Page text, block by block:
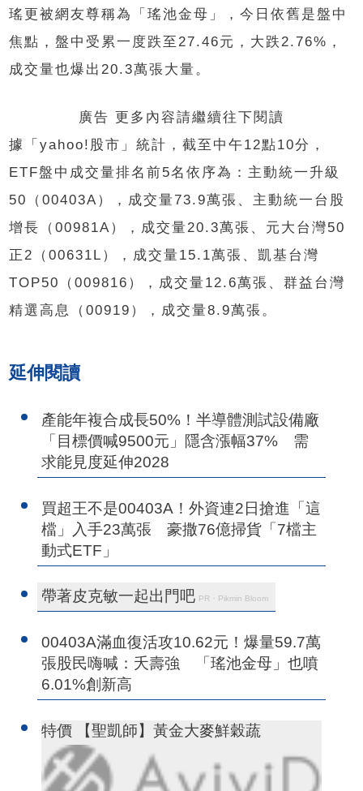
瑤更被網友尊稱為「瑤池金母」，今日依舊是盤中
焦點，盤中受累一度跌至27.46元，大跌2.76%，
成交量也爆出20.3萬張大量。
廣告 更多內容請繼續往下閱讀
據「yahoo!股市」統計，截至中午12點10分，
ETF盤中成交量排名前5名依序為：主動統一升級
50（00403A），成交量73.9萬張、主動統一台股
增長（00981A），成交量20.3萬張、元大台灣50
正2（00631L），成交量15.1萬張、凱基台灣
TOP50（009816），成交量12.6萬張、群益台灣
精選高息（00919），成交量8.9萬張。
延伸閱讀
產能年複合成長50%！半導體測試設備廠
「目標價喊9500元」隱含漲幅37% 需
求能見度延伸2028
買超王不是00403A！外資連2日搶進「這
檔」入手23萬張 豪撒76億掃貨「7檔主
動式ETF」
帶著皮克敏一起出門吧 PR・Pikmin Bloom
00403A滿血復活攻10.62元！爆量59.7萬
張股民嗨喊：夭壽強 「瑤池金母」也噴
6.01%創新高
特價 【聖凱師】黃金大麥鮮穀蔬